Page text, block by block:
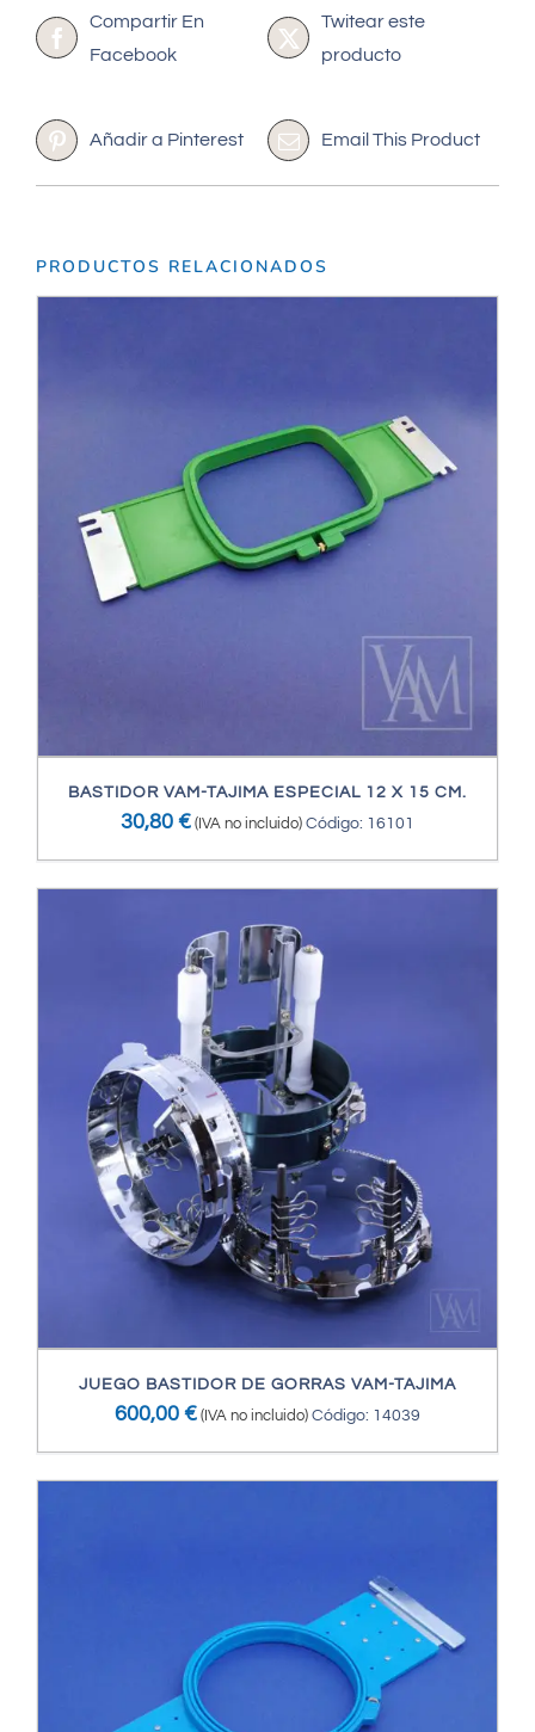
Compartir En
Facebook
Twitear este
producto
Añadir a Pinterest Email This Product
PRODUCTOS RELACIONADOS
BASTIDOR VAM-TAJIMA ESPECIAL 12 X 15 CM.
30,80 € (IVA no incluido) Código: 16101
JUEGO BASTIDOR DE GORRAS VAM-TAJIMA
600,00 € (IVA no incluido) Código: 14039